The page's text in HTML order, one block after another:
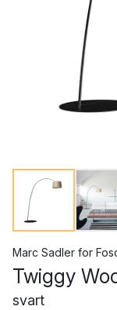
Marc Sadler for
Twiggy
svart